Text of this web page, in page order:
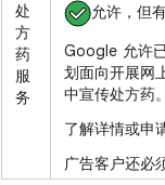
处
方
药
服
务
允许，但
Google 允许
划面向开展网
中宣传处方药。
了解详情或申
广告客户还必